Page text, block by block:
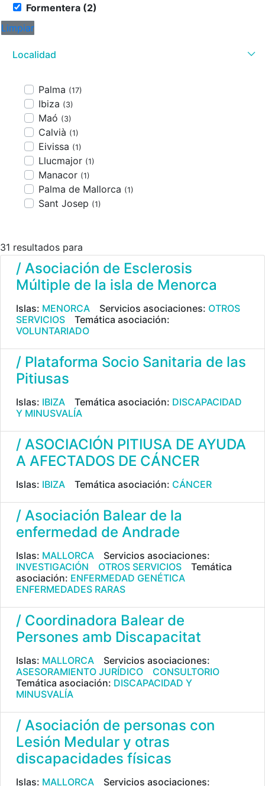
Formentera (2)
Limpiar
Localidad
Palma (17)
Ibiza (3)
Maó (3)
Calvià (1)
Eivissa (1)
Llucmajor (1)
Manacor (1)
Palma de Mallorca (1)
Sant Josep (1)
31 resultados para
/ Asociación de Esclerosis
Múltiple de la isla de Menorca
Islas: MENORCA Servicios asociaciones: OTROS
SERVICIOS
Temática asociación:
VOLUNTARIADO
/ Plataforma Socio Sanitaria de las
Pitiusas
Islas: IBIZA Temática asociación: DISCAPACIDAD
Y MINUSVALÍA
/ ASOCIACIÓN PITIUSA DE AYUDA
A AFECTADOS DE CÁNCER
Islas: IBIZA Temática asociación: CÁNCER
/ Asociación Balear de la
enfermedad de Andrade
Islas: MALLORCA
Servicios asociaciones:
INVESTIGACIÓN
OTROS SERVICIOS
Temática
asociación: ENFERMEDAD GENÉTICA
ENFERMEDADES RARAS
/ Coordinadora Balear de
Persones amb Discapacitat
Islas: MALLORCA
Servicios asociaciones:
ASESORAMIENTO JURÍDICO
CONSULTORIO
Temática asociación: DISCAPACIDAD Y
MINUSVALÍA
/ Asociación de personas con
Lesión Medular y otras
discapacidades físicas
Islas: MALLORCA Servicios asociaciones: